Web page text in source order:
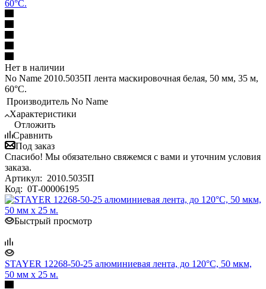
60°С.
Нет в наличии
No Name 2010.5035П лента маскировочная белая, 50 мм, 35 м,
60°С.
Производитель No Name
Характеристики
Отложить
Сравнить
Под заказ
Спасибо! Мы обязательно свяжемся с вами и уточним условия
заказа.
Артикул: 2010.5035П
Код: 0Т-00006195
Быстрый просмотр
STAYER 12268-50-25 алюминиевая лента, до 120°С, 50 мкм,
50 мм х 25 м.